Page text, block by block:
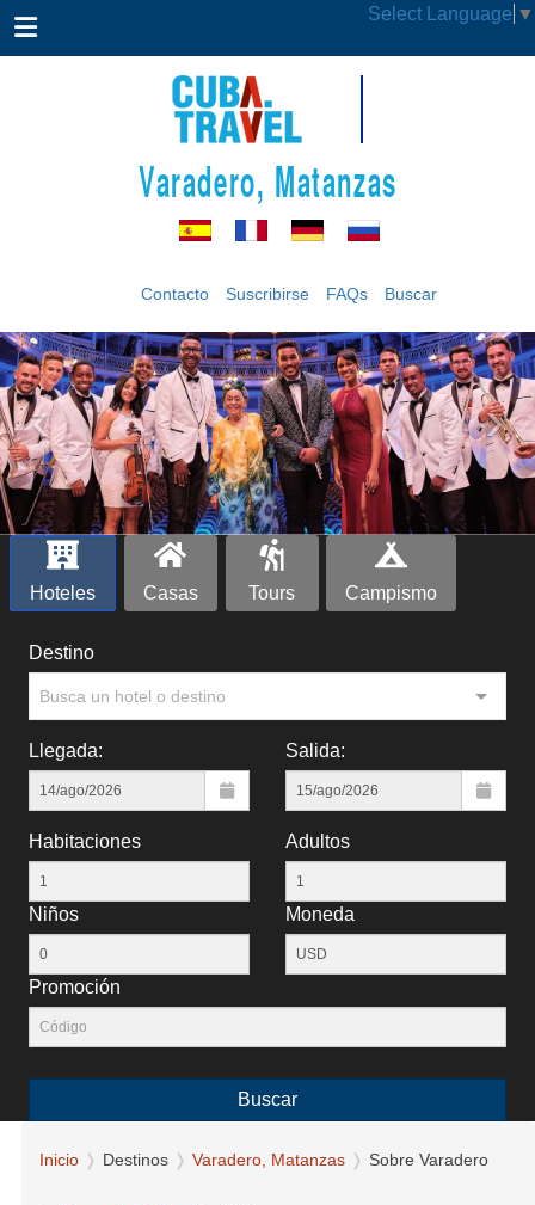
Select Language ▼
Varadero, Matanzas
Contacto Suscribirse FAQs Buscar
‹ ›
Hoteles Casas Tours Campismo
Destino
Busca un hotel o destino
Llegada: Salida:
Habitaciones Adultos
Niños Moneda
Promoción
Buscar
Inicio Destinos Varadero, Matanzas Sobre Varadero